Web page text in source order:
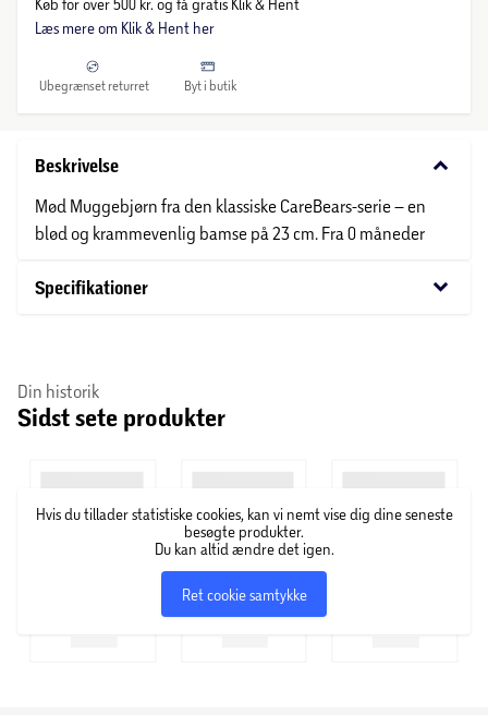
Køb for over 500 kr. og få gratis Klik & Hent
Læs mere om Klik & Hent her
Ubegrænset returret Byt i butik
Beskrivelse keyboard_arrow_down
Mød Muggebjørn fra den klassiske CareBears-serie – en
blød og krammevenlig bamse på 23 cm. Fra 0 måneder
Specifikationer keyboard_arrow_down
Din historik
Sidst sete produkter
Hvis du tillader statistiske cookies, kan vi nemt vise dig dine seneste
besøgte produkter.
Du kan altid ændre det igen.
Ret cookie samtykke